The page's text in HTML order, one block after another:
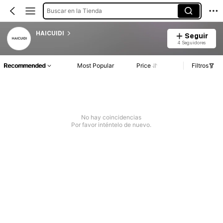
Buscar en la Tienda
HAICUIDI Seguir
4 Seguidores
Recommended Most Popular Price Filtros
No hay coincidencias
Por favor inténtelo de nuevo.